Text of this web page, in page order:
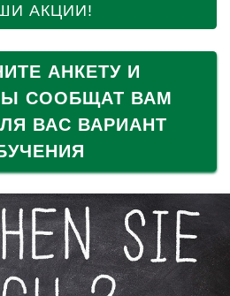
АКЦИИ!
АНКЕТУ И
СООБЩАТ ВАМ
ВАС ВАРИАНТ